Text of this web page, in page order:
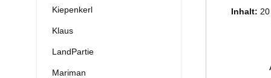
Kiepenkerl
Klaus
LandPartie
Mariman
Hautpflege.
das
das
Inhalt: